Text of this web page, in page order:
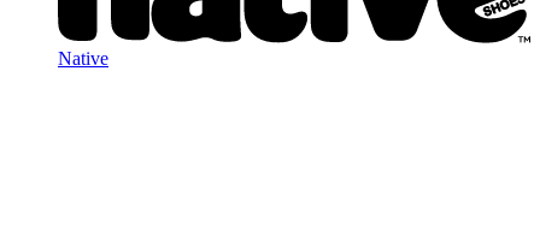
Native